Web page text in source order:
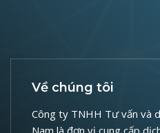
Về chúng tôi
Công ty TNHH Tư vấn và
Nam là đơn vị cung cấp